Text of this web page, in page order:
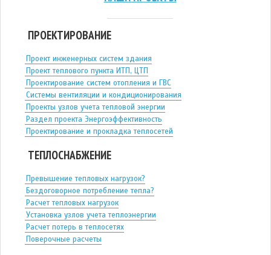
ПРОЕКТИРОВАНИЕ
Проект инженерных систем здания
Проект теплового пункта ИТП, ЦТП
Проектирование систем отопления и ГВС
Системы вентиляции и кондиционирования
Проекты узлов учета тепловой энергии
Раздел проекта Энергоэффективность
Проектирование и прокладка теплосетей
ТЕПЛОСНАБЖЕНИЕ
Превышение тепловых нагрузок?
Бездоговорное потребление тепла?
Расчет тепловых нагрузок
Установка узлов учета теплоэнергии
Расчет потерь в теплосетях
Поверочные расчеты